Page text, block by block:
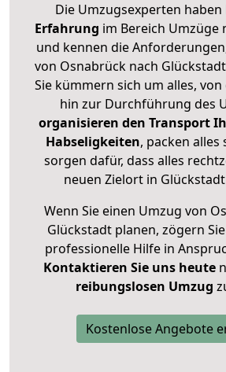
Die Umzugsexperten haben
Erfahrung im Bereich Umzüge
und kennen die
von Osnabrück nach
Sie kümmern sich um alles,
hin zur Durchführung des
organisieren den Transport
Habseligkeiten, packen alles
sorgen dafür, dass alles
neuen Zielort in
Wenn Sie einen Umzug von
Glückstadt planen, zögern
professionelle Hilfe in
Kontaktieren Sie uns heute
reibungslosen Umzug
Kostenlose Angebote